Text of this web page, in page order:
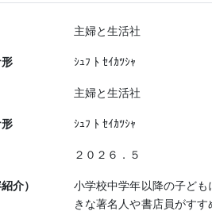
主婦と生活社
ｼｭﾌ ﾄ ｾｲｶﾂｼｬ
主婦と生活社
ｼｭﾌ ﾄ ｾｲｶﾂｼｬ
２０２６．５
介）
小学校中学年以降の子ど
きな著名人や書店員がす